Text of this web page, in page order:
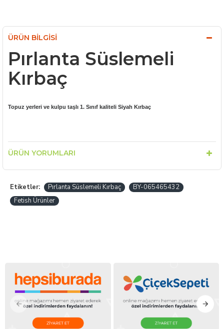
ÜRÜN BILGISI
Pırlanta Süslemeli
Kırbaç
Topuz yerleri ve kulpu taşlı 1. Sınıf kaliteli Siyah Kırbaç
ÜRÜN YORUMLARI
Etiketler: Pırlanta Süslemeli Kırbaç
BY-065465432
Fetish Ürünler